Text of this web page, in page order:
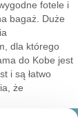
fotele i
bagaż. Duże
dla którego
do Kobe jest
i są łatwo
że